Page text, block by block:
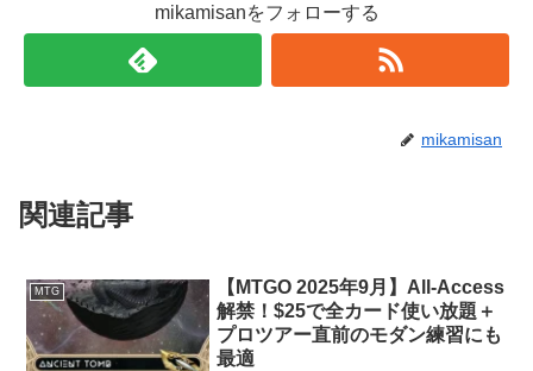
mikamisanをフォローする
mikamisan
関連記事
MTG
【MTGO 2025年9月】All-Access
解禁！$25で全カード使い放題＋
プロツアー直前のモダン練習にも
最適